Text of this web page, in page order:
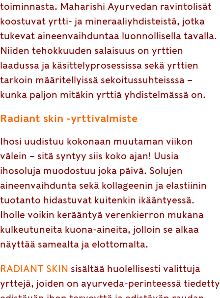
toiminnasta. Maharishi Ayurvedan ravintolisät
koostuvat yrtti- ja mineraaliyhdisteistä, jotka
tukevat aineenvaihduntaa luonnollisella tavalla.
Niiden tehokkuuden salaisuus on yrttien
laadussa ja käsittelyprosessissa sekä yrttien
tarkoin määritellyissä sekoitussuhteisssa –
kunka paljon mitäkin yrttiä yhdistelmässä on.
Radiant skin -yrttivalmiste
Ihosi uudistuu kokonaan muutaman viikon
välein – sitä syntyy siis koko ajan! Uusia
ihosoluja muodostuu joka päivä. Solujen
aineenvaihdunta sekä kollageenin ja elastiinin
tuotanto hidastuvat kuitenkin ikääntyessä.
Iholle voikin kerääntyä verenkierron mukana
kulkeutuneita kuona-aineita, jolloin se alkaa
näyttää samealta ja elottomalta.
RADIANT SKIN sisältää huolellisesti valittuja
yrttejä, joiden on ayurveda-perinteessä tiedetty